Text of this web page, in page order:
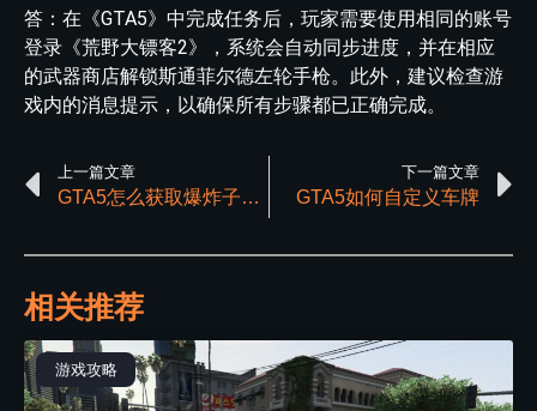
答：在《GTA5》中完成任务后，玩家需要使用相同的账号
登录《荒野大镖客2》，系统会自动同步进度，并在相应
的武器商店解锁斯通菲尔德左轮手枪。此外，建议检查游
戏内的消息提示，以确保所有步骤都已正确完成。
上一篇文章
GTA5怎么获取爆炸子弹与曳光弹
下一篇文章
GTA5如何自定义车牌
相关推荐
游戏攻略